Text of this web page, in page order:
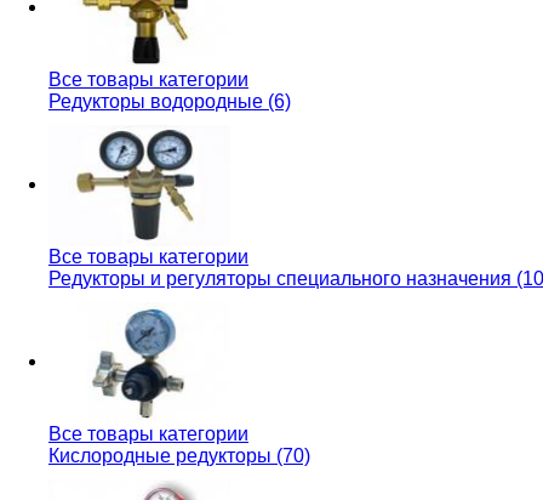
Все товары категории
Редукторы водородные (6)
Все товары категории
Редукторы и регуляторы специального назначения
Все товары категории
Кислородные редукторы (70)